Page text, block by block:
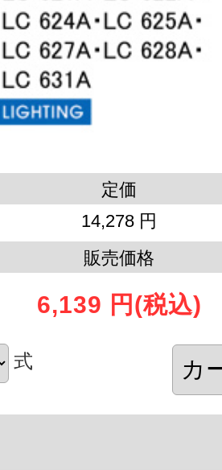
定価
14,278 円
販売価格
6,139 円 (税込)
式